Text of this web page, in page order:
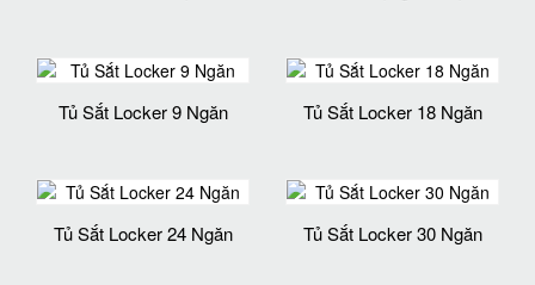
Tủ Sắt Locker 9 Ngăn Tủ Sắt Locker 18 Ngăn
Tủ Sắt Locker 24 Ngăn Tủ Sắt Locker 30 Ngăn